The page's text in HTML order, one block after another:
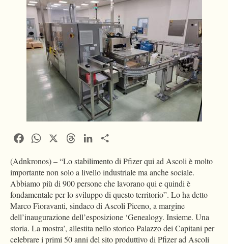
FacebookWhatsApp ThreadsLinkedIn
(Adnkronos) – “Lo stabilimento di Pfizer qui ad Ascoli è molto
importante non solo a livello industriale ma anche sociale.
Abbiamo più di 900 persone che lavorano qui e quindi è
fondamentale per lo sviluppo di questo territorio”. Lo ha detto
Marco Fioravanti, sindaco di Ascoli Piceno, a margine
dell’inaugurazione dell’esposizione ‘Genealogy. Insieme. Una
storia. La mostra’, allestita nello storico Palazzo dei Capitani per
celebrare i primi 50 anni del sito produttivo di Pfizer ad Ascoli